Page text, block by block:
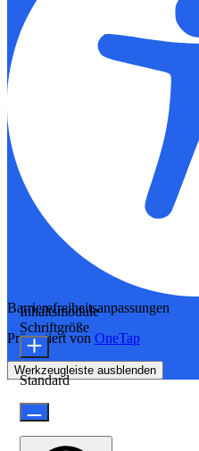
Barrierefreiheitsanpassungen
Präsentiert von OneTap
Werkzeugleiste ausblenden
Inhaltsmodule
Schriftgröße
Standard